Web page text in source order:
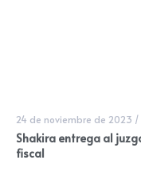
24 de noviembre de 2023 /
Shakira entrega al
fiscal